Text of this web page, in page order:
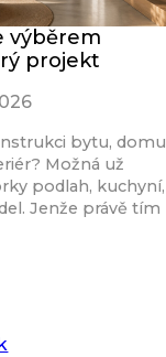
výběrem
projekt
bytu, domu
Možná už
podlah, kuchyní,
Jenže právě tím